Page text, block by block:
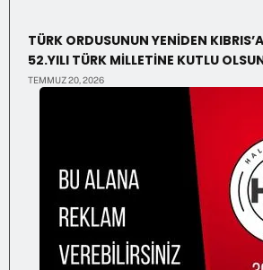
TÜRK ORDUSUNUN YENİDEN
52.YILI TÜRK MİLLETİNE KUTLU
TEMMUZ 20, 2026